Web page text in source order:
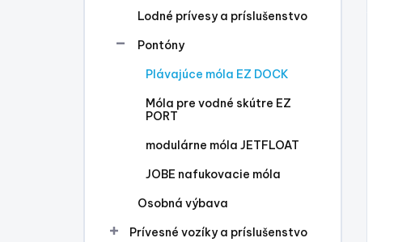
Lodné prívesy a príslušenstvo
Pontóny
Plávajúce móla EZ DOCK
Móla pre vodné skútre EZ
PORT
modulárne móla JETFLOAT
JOBE nafukovacie móla
Osobná výbava
Prívesné vozíky a príslušenstvo